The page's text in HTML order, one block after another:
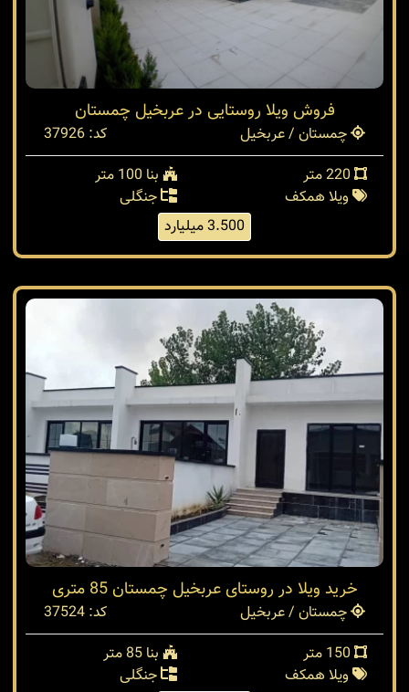
فروش ویلا روستایی در عربخیل چمستان
چمستان / عربخیل
کد: 37926
بنا 100 متر
ویلا همکف
جنگلی
3.500 میلیارد
خرید ویلا در روستای عربخیل چمستان 85 متری
چمستان / عربخیل
کد: 37524
بنا 85 متر
ویلا همکف
جنگلی